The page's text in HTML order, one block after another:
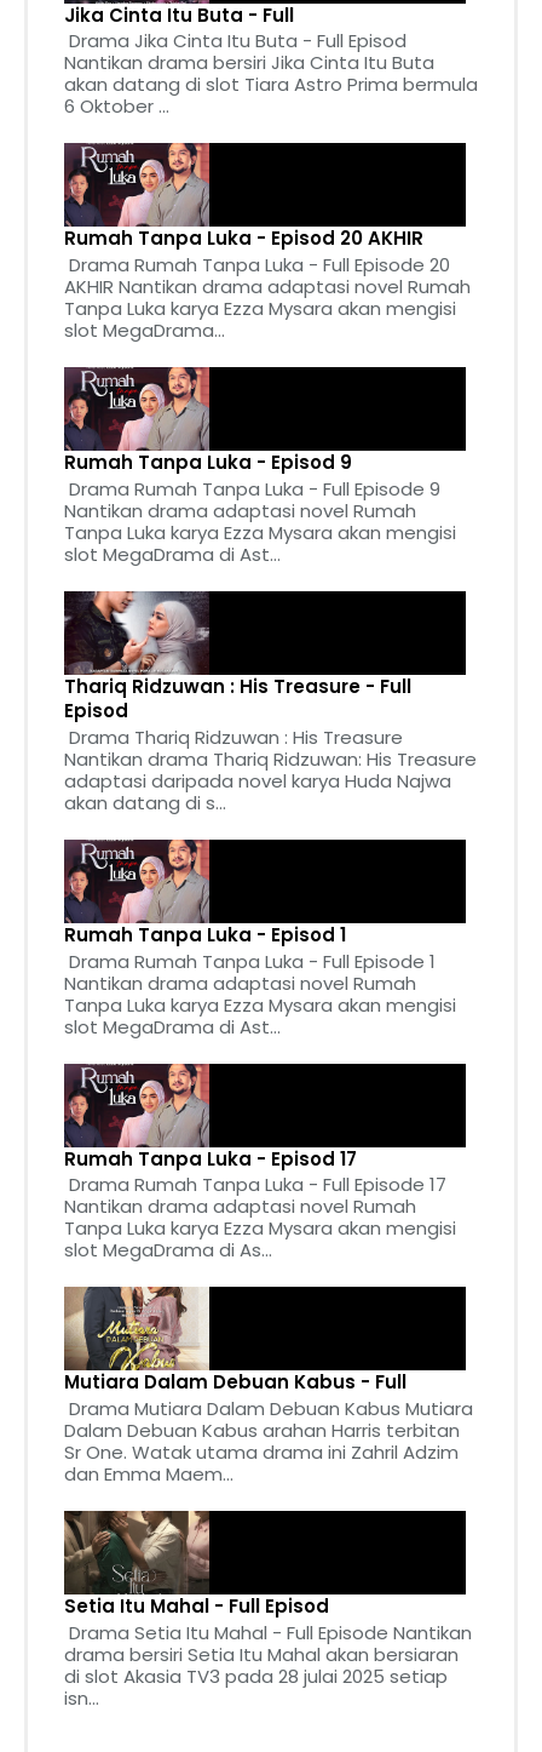
Jika Cinta Itu Buta - Full
Drama Jika Cinta Itu Buta - Full Episod
Nantikan drama bersiri Jika Cinta Itu Buta
akan datang di slot Tiara Astro Prima bermula
6 Oktober ...
Rumah Tanpa Luka - Episod 20 AKHIR
Drama Rumah Tanpa Luka - Full Episode 20
AKHIR Nantikan drama adaptasi novel Rumah
Tanpa Luka karya Ezza Mysara akan mengisi
slot MegaDrama...
Rumah Tanpa Luka - Episod 9
Drama Rumah Tanpa Luka - Full Episode 9
Nantikan drama adaptasi novel Rumah
Tanpa Luka karya Ezza Mysara akan mengisi
slot MegaDrama di Ast...
Thariq Ridzuwan : His Treasure - Full
Episod
Drama Thariq Ridzuwan : His Treasure
Nantikan drama Thariq Ridzuwan: His Treasure
adaptasi daripada novel karya Huda Najwa
akan datang di s...
Rumah Tanpa Luka - Episod 1
Drama Rumah Tanpa Luka - Full Episode 1
Nantikan drama adaptasi novel Rumah
Tanpa Luka karya Ezza Mysara akan mengisi
slot MegaDrama di Ast...
Rumah Tanpa Luka - Episod 17
Drama Rumah Tanpa Luka - Full Episode 17
Nantikan drama adaptasi novel Rumah
Tanpa Luka karya Ezza Mysara akan mengisi
slot MegaDrama di As...
Mutiara Dalam Debuan Kabus - Full
Drama Mutiara Dalam Debuan Kabus Mutiara
Dalam Debuan Kabus arahan Harris terbitan
Sr One. Watak utama drama ini Zahril Adzim
dan Emma Maem...
Setia Itu Mahal - Full Episod
Drama Setia Itu Mahal - Full Episode Nantikan
drama bersiri Setia Itu Mahal akan bersiaran
di slot Akasia TV3 pada 28 julai 2025 setiap
isn...